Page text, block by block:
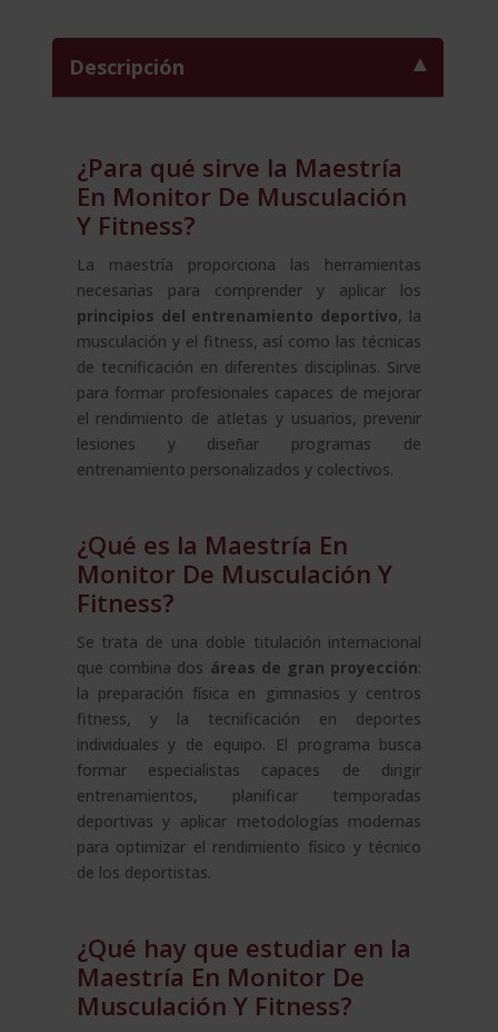
Diploma
Acreditado
De
La
Haya
–
cantidad
Descripción
¿Para qué sirve la Maestría
En Monitor De Musculación
Y Fitness?
La maestría proporciona las herramientas
necesarias para comprender y aplicar los
principios del entrenamiento deportivo, la
musculación y el fitness, así como las técnicas
de tecnificación en diferentes disciplinas. Sirve
para formar profesionales capaces de mejorar
el rendimiento de atletas y usuarios, prevenir
lesiones y diseñar programas de
entrenamiento personalizados y colectivos.
¿Qué es la Maestría En
Monitor De Musculación Y
Fitness?
Se trata de una doble titulación internacional
que combina dos áreas de gran proyección:
la preparación física en gimnasios y centros
fitness, y la tecnificación en deportes
individuales y de equipo. El programa busca
formar especialistas capaces de dirigir
entrenamientos, planificar temporadas
deportivas y aplicar metodologías modernas
para optimizar el rendimiento físico y técnico
de los deportistas.
¿Qué hay que estudiar en la
Maestría En Monitor De
Musculación Y Fitness?